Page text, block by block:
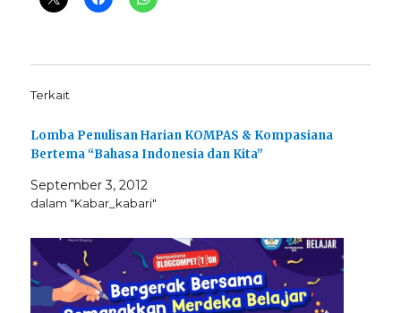
Terkait
Lomba Penulisan Harian KOMPAS & Kompasiana
Bertema “Bahasa Indonesia dan Kita”
September 3, 2012
dalam "Kabar_kabari"